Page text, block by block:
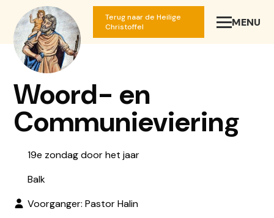
Terug naar de Heilige
Christoffel
MENU
SLUIT
Woord- en
Communieviering
19e zondag door het jaar
Balk
Voorganger: Pastor Halin